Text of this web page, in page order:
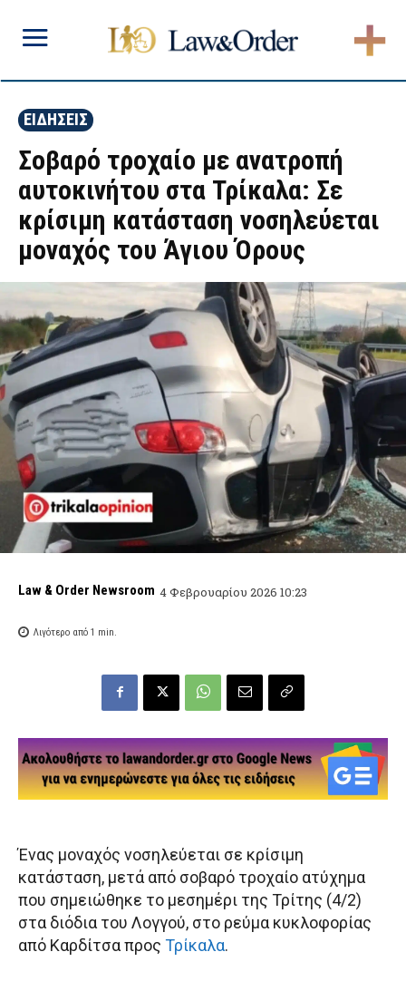
ΕΙΔΗΣΕΙΣ
Σοβαρό τροχαίο με ανατροπή
αυτοκινήτου στα Τρίκαλα: Σε
κρίσιμη κατάσταση νοσηλεύεται
μοναχός του Άγιου Όρους
Law & Order Newsroom 4 Φεβρουαρίου 2026 10:23
Λιγότερο από 1 min.
Ένας μοναχός νοσηλεύεται σε κρίσιμη
κατάσταση, μετά από σοβαρό τροχαίο ατύχημα
που σημειώθηκε το μεσημέρι της Τρίτης (4/2)
στα διόδια του Λογγού, στο ρεύμα κυκλοφορίας
από Καρδίτσα προς Τρίκαλα.